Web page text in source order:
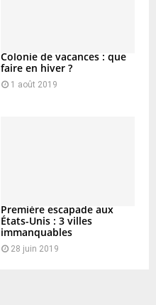
Colonie de vacances : que
faire en hiver ?
1 août 2019
Première escapade aux
États-Unis : 3 villes
immanquables
28 juin 2019